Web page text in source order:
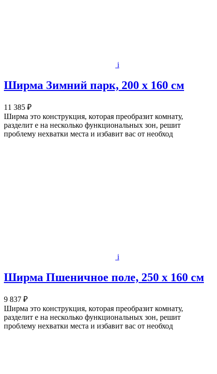
i
Ширма Зимний парк, 200 х 160 см
11 385 ₽
Ширма это конструкция, которая преобразит комнату,
разделит е на несколько функциональных зон, решит
проблему нехватки места и избавит вас от необход
i
Ширма Пшеничное поле, 250 х 160 см
9 837 ₽
Ширма это конструкция, которая преобразит комнату,
разделит е на несколько функциональных зон, решит
проблему нехватки места и избавит вас от необход